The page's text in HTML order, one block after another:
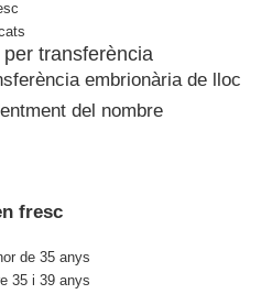
transferència
embrionària de lloc
del nombre
fresc
de 35 anys
35 i 39 anys